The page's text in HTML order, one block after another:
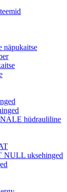
näpukaitse
hüdrauliline
NULL uksehinged